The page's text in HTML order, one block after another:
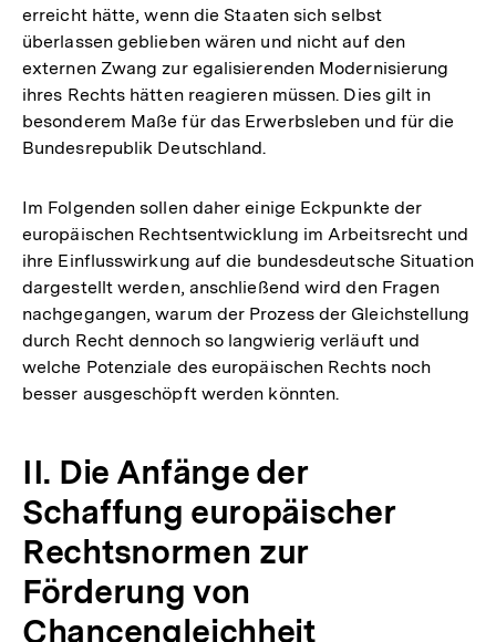
erreicht hätte, wenn die Staaten sich selbst
überlassen geblieben wären und nicht auf den
externen Zwang zur egalisierenden Modernisierung
ihres Rechts hätten reagieren müssen. Dies gilt in
besonderem Maße für das Erwerbsleben und für die
Bundesrepublik Deutschland.
Im Folgenden sollen daher einige Eckpunkte der
europäischen Rechtsentwicklung im Arbeitsrecht und
ihre Einflusswirkung auf die bundesdeutsche Situation
dargestellt werden, anschließend wird den Fragen
nachgegangen, warum der Prozess der Gleichstellung
durch Recht dennoch so langwierig verläuft und
welche Potenziale des europäischen Rechts noch
besser ausgeschöpft werden könnten.
II. Die Anfänge der
Schaffung europäischer
Rechtsnormen zur
Förderung von
Chancengleichheit